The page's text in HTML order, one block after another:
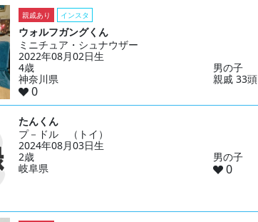
親戚あり インスタ
ウォルフガングくん
ミニチュア・シュナウザー
2022年08月02日生
4歳
男の子
神奈川県
親戚 33頭
0
たんくん
プ－ドル （トイ）
2024年08月03日生
2歳
男の子
岐阜県
0